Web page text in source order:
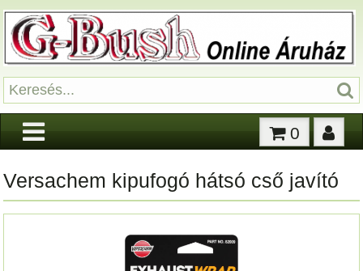
0
Versachem kipufogó hátsó cső javító